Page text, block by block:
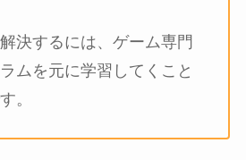
決するには、ゲーム専門
ムを元に学習してくこと
。